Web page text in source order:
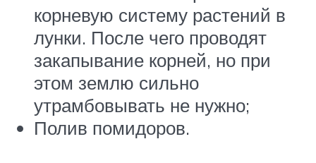
корневую систему растений в
лунки. После чего проводят
закапывание корней, но при
этом землю сильно
утрамбовывать не нужно;
Полив помидоров.